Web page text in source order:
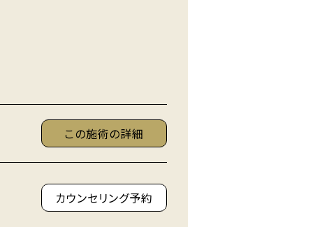
この施術の詳細
カウンセリング予約